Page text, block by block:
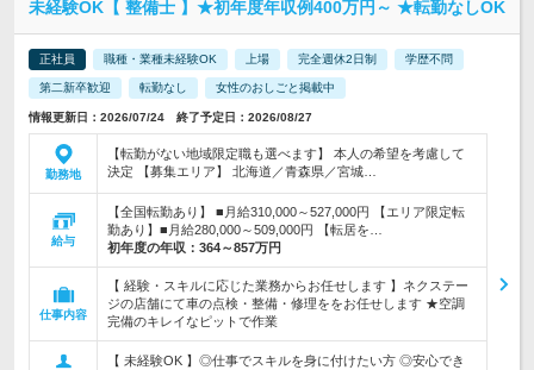
未経験OK【 整備士 】★初年度年収例400万円～ ★転勤なしOK
正社員 職種・業種未経験OK 上場 完全週休2日制 学歴不問
第二新卒歓迎 転勤なし 女性のおしごと掲載中
情報更新日：2026/07/24 終了予定日：2026/08/27
勤務地
【転勤がない地域限定職も選べます】 本人の希望を考慮して
決定 【募集エリア】 北海道／青森県／宮城…
給与
【全国転勤あり】 ■月給310,000～527,000円 【エリア限定転
勤あり】■月給280,000～509,000円 【転居を…
初年度の年収： 364～857万円
仕事内容
【 経験・スキルに応じた業務からお任せします 】ネクステー
ジの店舗にて車の点検・整備・修理ををお任せします ★空調
完備のキレイなピットで作業
【 未経験OK 】◎仕事でスキルを身に付けたい方 ◎安心でき